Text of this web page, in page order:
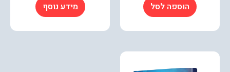
הוספה לסל מידע נוסף